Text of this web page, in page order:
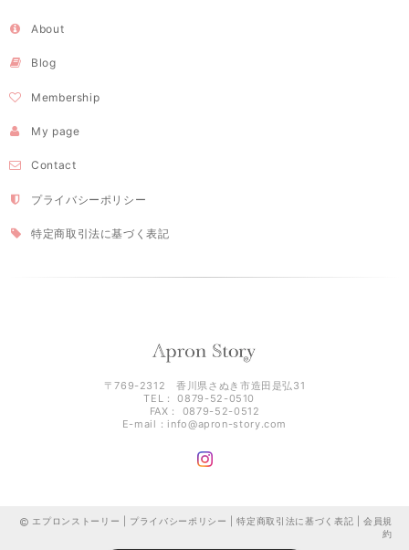
About
Blog
Membership
My page
Contact
プライバシーポリシー
特定商取引法に基づく表記
〒769-2312 香川県さぬき市造田是弘31
TEL： 0879-52-0510
FAX： 0879-52-0512
E-mail： info@apron-story.com
エプロンストーリー | プライバシーポリシー |特定商取引法に基づく表記 |会員規
約